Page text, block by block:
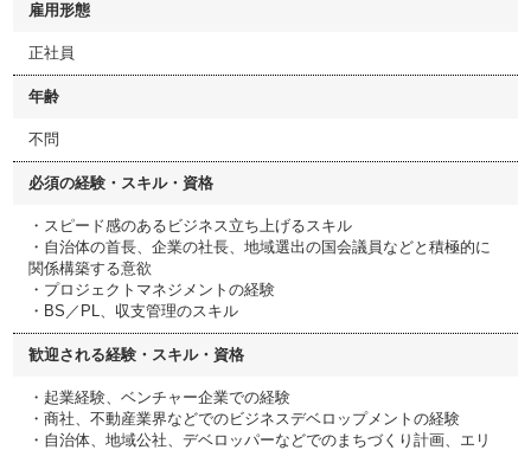
雇用形態
正社員
年齢
不問
必須の経験・スキル・資格
・スピード感のあるビジネス立ち上げるスキル
・自治体の首長、企業の社長、地域選出の国会議員などと積極的に
関係構築する意欲
・プロジェクトマネジメントの経験
・BS／PL、収支管理のスキル
歓迎される経験・スキル・資格
・起業経験、ベンチャー企業での経験
・商社、不動産業界などでのビジネスデベロップメントの経験
・自治体、地域公社、デベロッパーなどでのまちづくり計画、エリ